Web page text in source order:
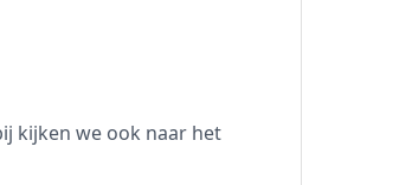
kijken we ook naar het